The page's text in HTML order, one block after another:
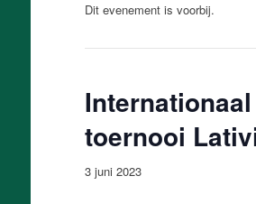
Dit evenement is voorbij.
Internationaal
toernooi
3 juni 2023